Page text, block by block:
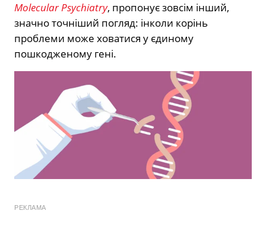
Molecular Psychiatry, пропонує зовсім інший,
значно точніший погляд: інколи корінь
проблеми може ховатися у єдиному
пошкодженому гені.
РЕКЛАМА